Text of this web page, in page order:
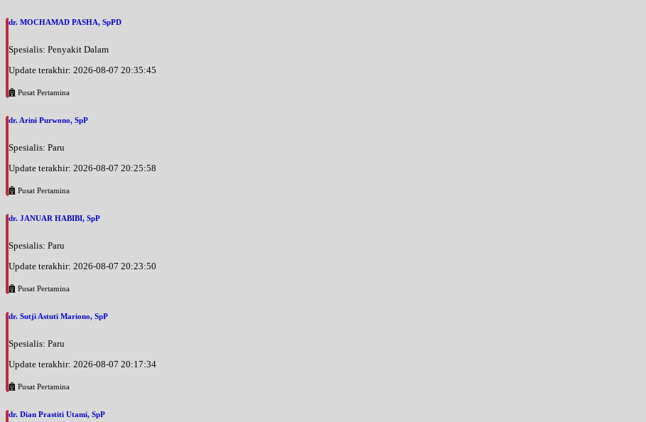
dr. MOCHAMAD PASHA, SpPD
Spesialis: Penyakit Dalam
Update terakhir: 2026-08-07 20:35:45
Pusat Pertamina
dr. Arini Purwono, SpP
Spesialis: Paru
Update terakhir: 2026-08-07 20:25:58
Pusat Pertamina
dr. JANUAR HABIBI, SpP
Spesialis: Paru
Update terakhir: 2026-08-07 20:23:50
Pusat Pertamina
dr. Sutji Astuti Mariono, SpP
Spesialis: Paru
Update terakhir: 2026-08-07 20:17:34
Pusat Pertamina
dr. Dian Prastiti Utami, SpP